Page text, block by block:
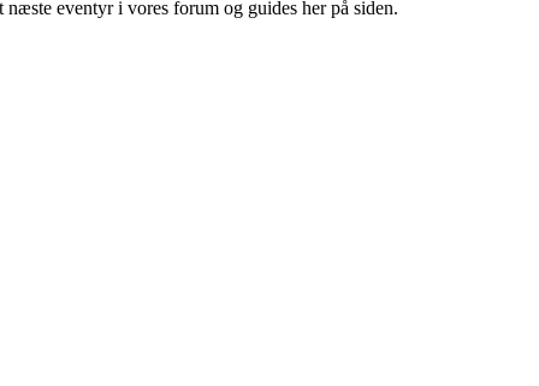
eventyr i vores forum og guides her på siden.